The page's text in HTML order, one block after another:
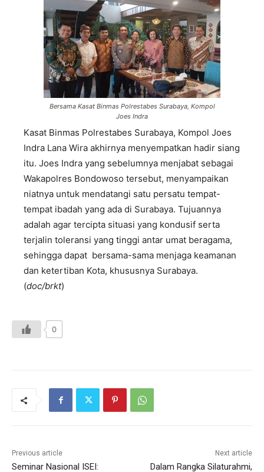
Bersama Kasat Binmas Polrestabes Surabaya, Kompol
Joes Indra
Kasat Binmas Polrestabes Surabaya, Kompol Joes
Indra Lana Wira akhirnya menyempatkan hadir siang
itu. Joes Indra yang sebelumnya menjabat sebagai
Wakapolres Bondowoso tersebut, menyampaikan
niatnya untuk mendatangi satu persatu tempat-
tempat ibadah yang ada di Surabaya. Tujuannya
adalah agar tercipta situasi yang kondusif serta
terjalin toleransi yang tinggi antar umat beragama,
sehingga dapat bersama-sama menjaga keamanan
dan ketertiban Kota, khususnya Surabaya.
(doc/brkt)
0
Previous article
Seminar Nasional ISEI:
Next article
Dalam Rangka Silaturahmi,